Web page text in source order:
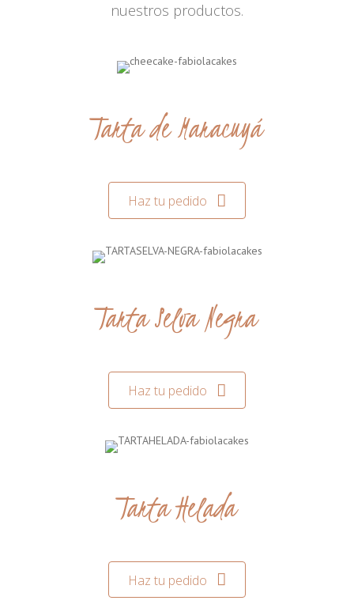
nuestros productos.
Tarta de Maracuyá
Haz tu pedido
Tarta Selva Negra
Haz tu pedido
Tarta Helada
Haz tu pedido